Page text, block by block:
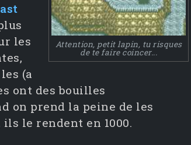
Attention, petit lapin, tu risques
de te faire coincer...
les
(a
ont des bouilles
on prend la peine de les
le rendent en 1000.